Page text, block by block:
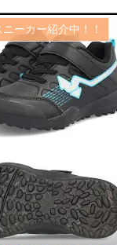
ーカー紹介中！！